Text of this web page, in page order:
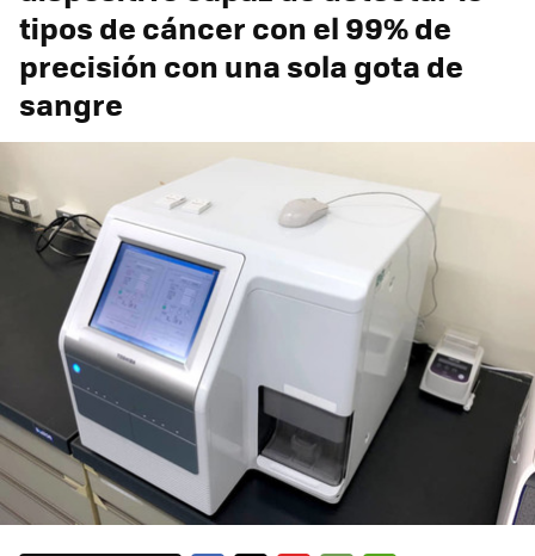
tipos de cáncer con el 99% de
precisión con una sola gota de
sangre